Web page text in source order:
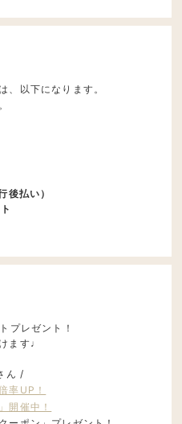
、以下になります。
後払い）
プレゼント！
ます♩
ん /
率UP！
開催中！